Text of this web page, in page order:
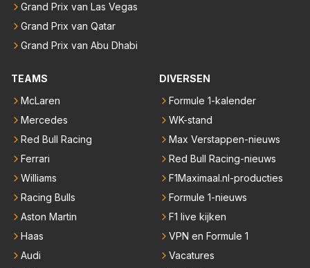
Grand Prix van Las Vegas
Grand Prix van Qatar
Grand Prix van Abu Dhabi
TEAMS
McLaren
Mercedes
Red Bull Racing
Ferrari
Williams
Racing Bulls
Aston Martin
Haas
Audi
DIVERSEN
Formule 1-kalender
WK-stand
Max Verstappen-nieuws
Red Bull Racing-nieuws
F1Maximaal.nl-producties
Formule 1-nieuws
F1 live kijken
VPN en Formule 1
Vacatures